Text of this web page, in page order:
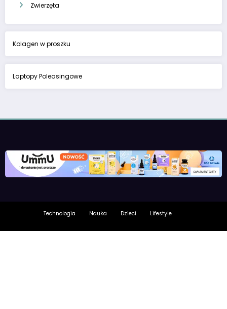
Zwierzęta
Kolagen w proszku
Laptopy Poleasingowe
Technologia Nauka Dzieci Lifestyle